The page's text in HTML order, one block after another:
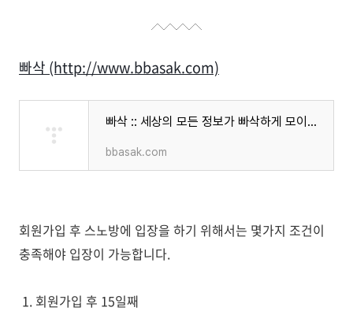
빠삭 (http://www.bbasak.com)
빠삭 :: 세상의 모든 정보가 빠삭하게 모이는 곳!
bbasak.com
회원가입 후 스노방에 입장을 하기 위해서는 몇가지 조건이
충족해야 입장이 가능합니다.
1. 회원가입 후 15일째